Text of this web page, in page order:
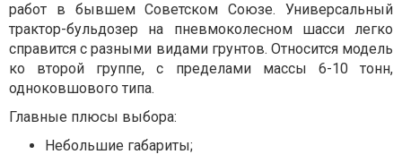
работ в бывшем Советском Союзе. Универсальный
трактор-бульдозер на пневмоколесном шасси легко
справится с разными видами грунтов. Относится модель
ко второй группе, с пределами массы 6-10 тонн,
одноковшового типа.
Главные плюсы выбора:
Небольшие габариты;